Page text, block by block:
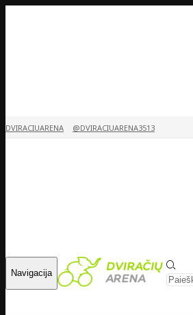
DVIRACIUARENA @DVIRACIUARENA3513
Navigacija